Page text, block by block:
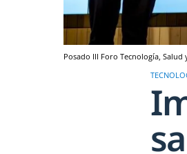
Posado III Foro Tecnología, Salud